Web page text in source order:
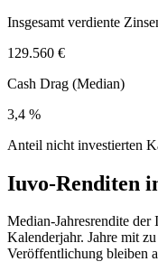
Insgesamt verdiente
129.560 €
Cash Drag (Median)
3,4 %
Anteil nicht investierten
Iuvo-Renditen
Median-Jahresrendite
Kalenderjahr. Jahre mit
Veröffentlichung bleiben